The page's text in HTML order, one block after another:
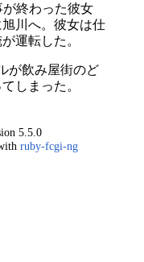
終わった彼女
川へ。彼女は仕
運転した。
が飲み屋街のど
しまった。
5.5.0
ruby-fcgi-ng